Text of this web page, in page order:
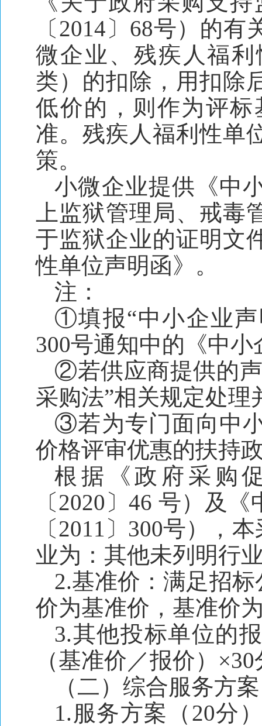
〔2014〕68号）的
微企业、残疾人福
类）的扣除，用扣除
低价的，则作为评
准。残疾人福利性单
策。
小微企业提供《中
上监狱管理局、戒
于监狱企业的证明文
性单位声明函》。
注：
①填报“中小企业声
300号通知中的《中
②若供应商提供的
采购法”相关规定处
③若为专门面向中
价格评审优惠的扶持
根据《政府采购
〔2020〕46 号）及
〔2011〕300号），
业为：其他未列明行
2.基准价：满足招
价为基准价，基准价
3.其他投标单位的
（基准价／报价）
（二）综合服务方
1.服务方案（20分